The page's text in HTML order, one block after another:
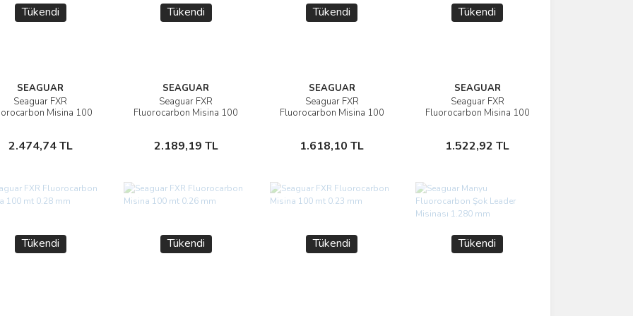
Tükendi
SEAGUAR
Seaguar FXR
Misina 100
2.474,74 TL
İncele
Stokta Yok
Tükendi
SEAGUAR
Seaguar FXR
Fluorocarbon Misina 100
2.189,19 TL
İncele
Stokta Yok
Tükendi
SEAGUAR
Seaguar FXR
Fluorocarbon Misina 100
1.618,10 TL
İncele
Stokta Yok
Tükendi
SEAGUAR
Seaguar FXR
Fluorocarbon Misina 100
1.522,92 TL
İncele
Stokta Yok
Tükendi Tükendi Tükendi Tükendi